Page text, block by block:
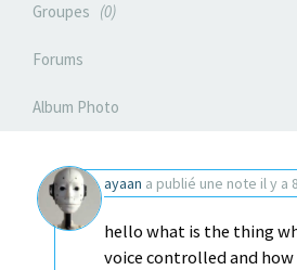
Groupes 0
Forums
Album Photo
ayaan a publié une note il y a
hello what is the thing
voice controlled and